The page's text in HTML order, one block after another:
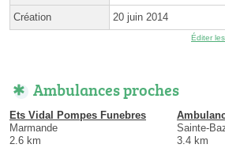
Création 20 juin 2014
Éditer
Ambulances proches
Ets Vidal Pompes Funebres
Marmande
2.6 km
Sainte-
3.4 km